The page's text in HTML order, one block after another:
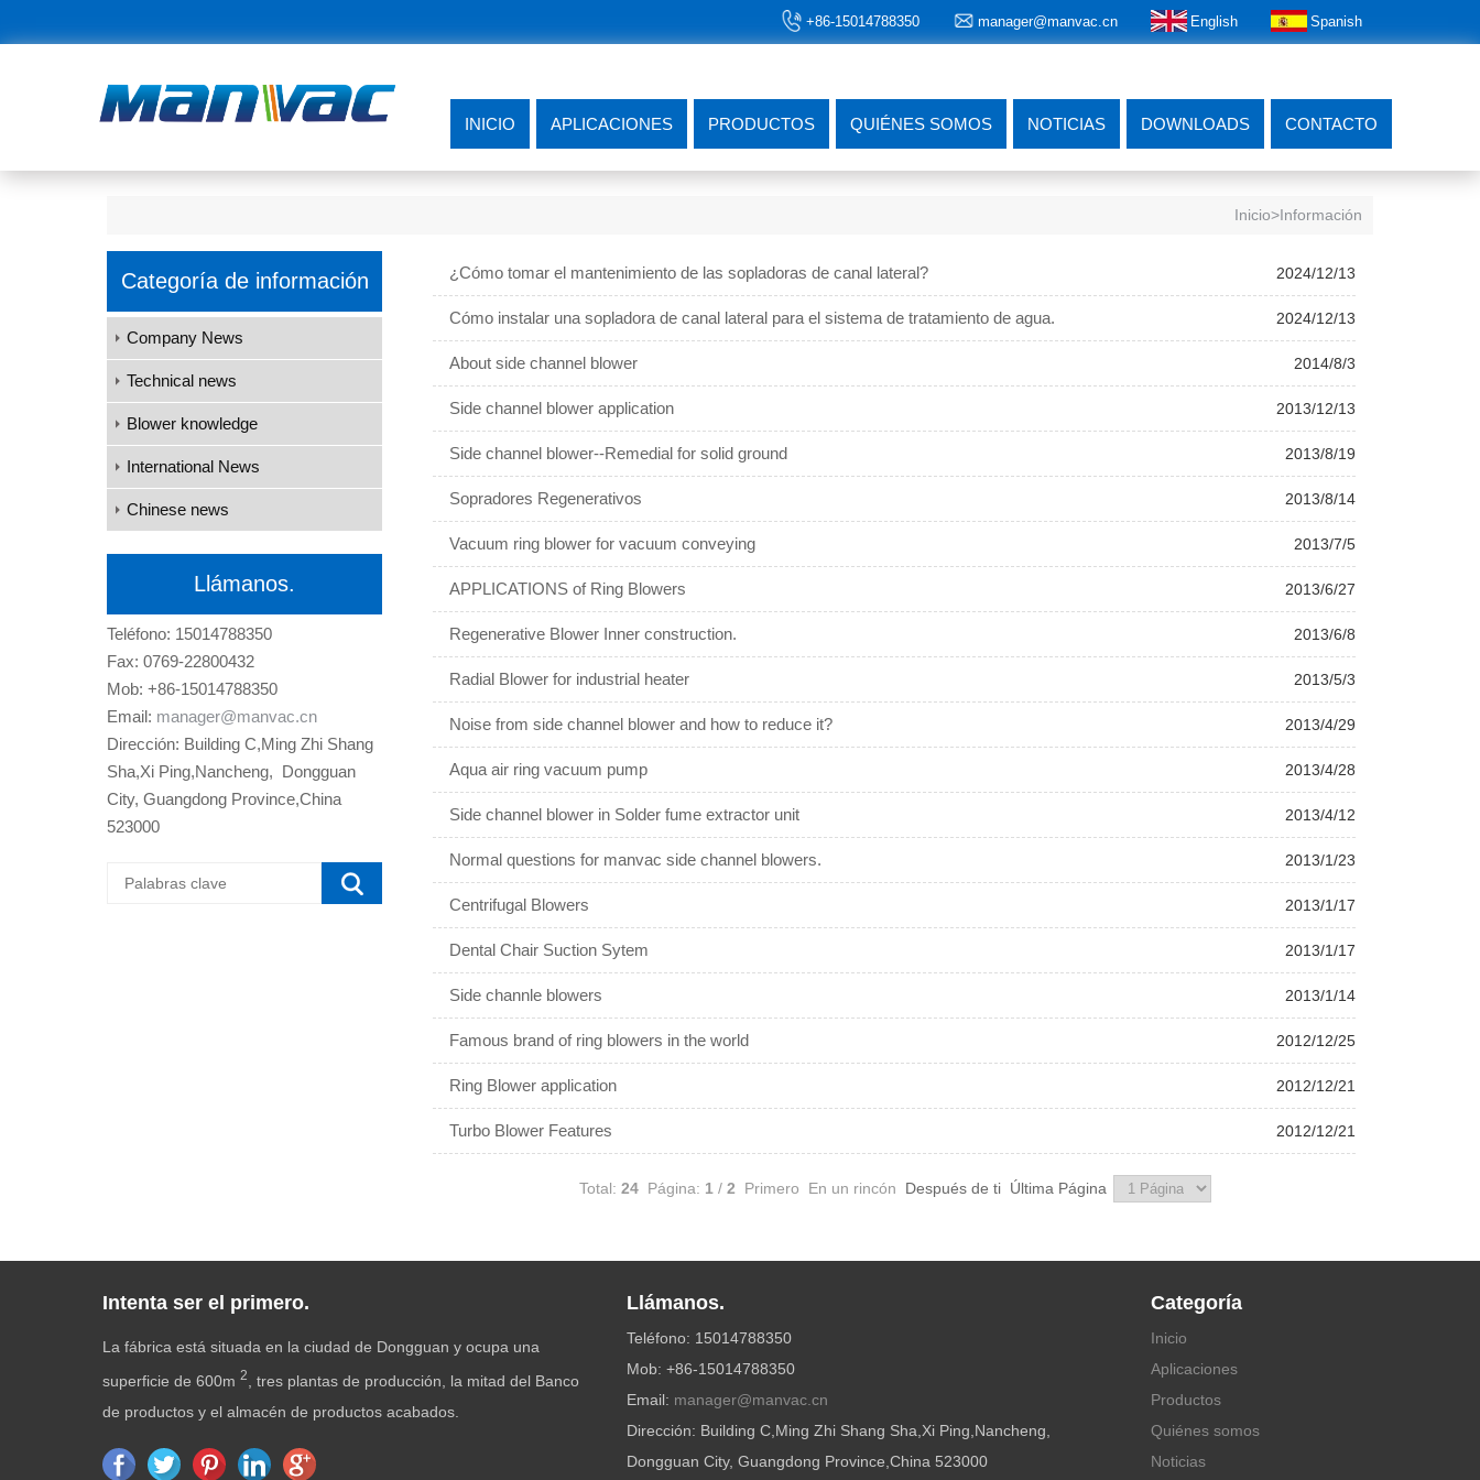
Spanish
English
manager@manvac.cn
+86-15014788350
INICIO APLICACIONES PRODUCTOS QUIÉNES SOMOS NOTICIAS DOWNLOADS CONTACTO
Inicio>Información
Categoría de información
Company News
Technical news
Blower knowledge
International News
Chinese news
Llámanos.
Teléfono: 15014788350
Fax: 0769-22800432
Mob: +86-15014788350
Email: manager@manvac.cn
Dirección: Building C,Ming Zhi Shang
Sha,Xi Ping,Nancheng, Dongguan
City, Guangdong Province,China
523000
¿Cómo tomar el mantenimiento de las sopladoras de canal lateral? 2024/12/13
Cómo instalar una sopladora de canal lateral para el sistema de tratamiento de agua. 2024/12/13
About side channel blower 2014/8/3
Side channel blower application 2013/12/13
Side channel blower--Remedial for solid ground 2013/8/19
Sopradores Regenerativos 2013/8/14
Vacuum ring blower for vacuum conveying 2013/7/5
APPLICATIONS of Ring Blowers 2013/6/27
Regenerative Blower Inner construction. 2013/6/8
Radial Blower for industrial heater 2013/5/3
Noise from side channel blower and how to reduce it? 2013/4/29
Aqua air ring vacuum pump 2013/4/28
Side channel blower in Solder fume extractor unit 2013/4/12
Normal questions for manvac side channel blowers. 2013/1/23
Centrifugal Blowers 2013/1/17
Dental Chair Suction Sytem 2013/1/17
Side channle blowers 2013/1/14
Famous brand of ring blowers in the world 2012/12/25
Ring Blower application 2012/12/21
Turbo Blower Features 2012/12/21
Total: 24 Página: 1 / 2 Primero En un rincón Después de ti Última Página
Intenta ser el primero.
La fábrica está situada en la ciudad de Dongguan y ocupa una
superficie de 600m 2
, tres plantas de producción, la mitad del Banco
de productos y el almacén de productos acabados.
Llámanos.
Teléfono: 15014788350
Mob: +86-15014788350
Email: manager@manvac.cn
Dirección: Building C,Ming Zhi Shang Sha,Xi Ping,Nancheng,
Dongguan City, Guangdong Province,China 523000
Categoría
Inicio
Aplicaciones
Productos
Quiénes somos
Noticias